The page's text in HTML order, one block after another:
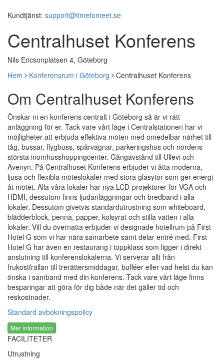
Kundtjänst: support@timetomeet.se
Centralhuset Konferens
Nils Ericsonplatsen 4, Göteborg
Hem
Konferensrum i Göteborg Centralhuset Konferens
Om Centralhuset Konferens
Önskar ni en konferens centralt i Göteborg så är vi rätt
anläggning för er. Tack vare vårt läge i Centralstationen har vi
möjligheter att erbjuda effektiva möten med omedelbar närhet till
tåg, bussar, flygbuss, spårvagnar, parkeringshus och nordens
största inomhusshoppingcenter. Gångavstånd till Ullevi och
Avenyn. På Centralhuset Konferens erbjuder vi åtta moderna,
ljusa och flexibla möteslokaler med stora glasytor som ger energi
åt mötet. Alla våra lokaler har nya LCD-projektorer för VGA och
HDMI, dessutom finns ljudanläggningar och bredband i alla
lokaler. Dessutom givetvis standardutrustning som whiteboard,
blädderblock, penna, papper, kolsyrat och stilla vatten i alla
lokaler. Vill du övernatta erbjuder vi designade hotellrum på First
Hotel G som vi har nära samarbete samt delar entré med. First
Hotel G har även en restaurang i toppklass som ligger i direkt
anslutning till konferenslokalerna. Vi serverar allt från
frukostfrallan till trerättersmiddagar, bufféer eller vad helst du kan
önska i samband med din konferens. Tack vare vårt läge finns
besparingar att göra för dig både när det gäller tid och
reskostnader.
Standard avbokningspolicy
Mer information
FACILITETER
Utrustning